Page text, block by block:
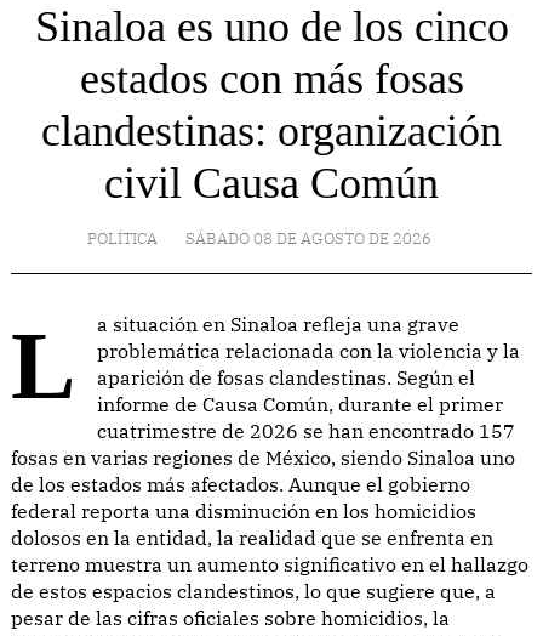
Sinaloa es uno de los cinco
estados con más fosas
clandestinas: organización
civil Causa Común
POLÍTICA SÁBADO 08 DE AGOSTO DE 2026
La situación en Sinaloa refleja una grave
problemática relacionada con la violencia y la
aparición de fosas clandestinas. Según el
informe de Causa Común, durante el primer
cuatrimestre de 2026 se han encontrado 157
fosas en varias regiones de México, siendo Sinaloa uno
de los estados más afectados. Aunque el gobierno
federal reporta una disminución en los homicidios
dolosos en la entidad, la realidad que se enfrenta en
terreno muestra un aumento significativo en el hallazgo
de estos espacios clandestinos, lo que sugiere que, a
pesar de las cifras oficiales sobre homicidios, la